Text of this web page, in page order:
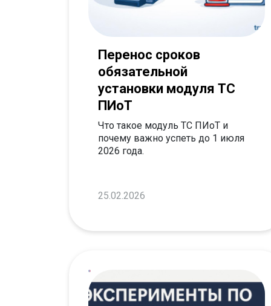
Перенос сроков
обязательной
установки модуля ТС
ПИоТ
Что такое модуль ТС ПИоТ и
почему важно успеть до 1 июля
2026 года.
25.02.2026